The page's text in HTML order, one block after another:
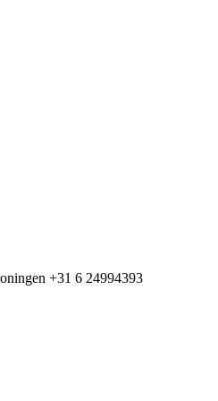
+31 6 24994393